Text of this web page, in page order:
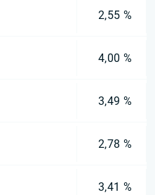
2,55 %
4,00 %
3,49 %
2,78 %
3,41 %